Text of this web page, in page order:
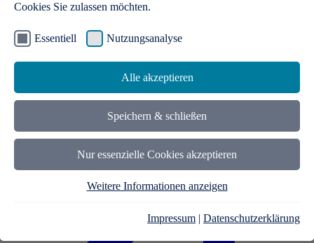
Cookies Sie zulassen möchten.
Essentiell Nutzungsanalyse
Alle akzeptieren
Speichern & schließen
Nur essenzielle Cookies akzeptieren
Weitere Informationen anzeigen
Impressum | Datenschutzerklärung
.de-Domains
Mit einer .de-Domain erhalten Ideen eine Bühne